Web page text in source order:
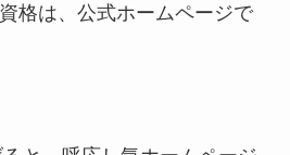
格は、公式ホームページで